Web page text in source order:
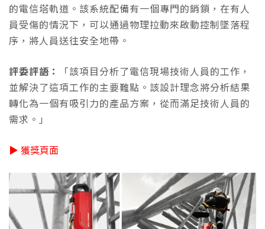
的電信塔軌道。該系統配備有一個專門的銷鎖，在有人
員受傷的情況下，可以通過物理拉動來啟動控制墜落程
序，將人員送往安全地帶。
評委評語：
「該項目分析了電信現場技術人員的工作，
並解決了這項工作的主要難點。該設計理念將分析結果
轉化為一個有吸引力的產品方案，從而滿足技術人員的
需求。」
▶ 獲獎頁面